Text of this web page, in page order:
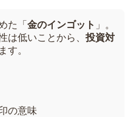
た「 金のインゴット 」。
は低いことから、 投資対
す。
の意味